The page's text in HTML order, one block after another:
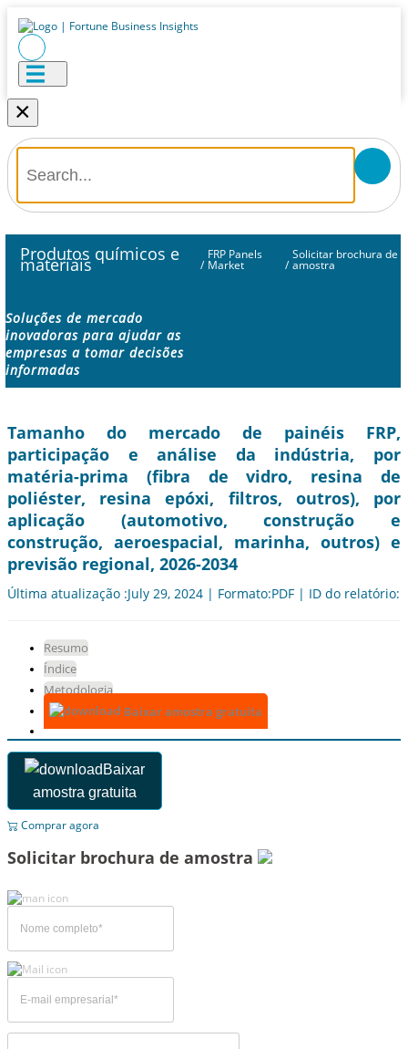
×
Produtos químicos e
materiais /
FRP Panels
Market /
Solicitar brochura de
amostra
Soluções de mercado
inovadoras para ajudar as
empresas a tomar decisões
informadas
Tamanho do mercado de painéis FRP,
participação e análise da indústria, por
matéria-prima (fibra de vidro, resina de
poliéster, resina epóxi, filtros, outros), por
aplicação (automotivo, construção e
construção, aeroespacial, marinha, outros) e
previsão regional, 2026-2034
Última atualização :July 29, 2024 | Formato:PDF | ID do relatório:
Resumo
Índice
Metodologia
Baixar amostra gratuita
Baixar
amostra gratuita
Comprar agora
Solicitar brochura de amostra